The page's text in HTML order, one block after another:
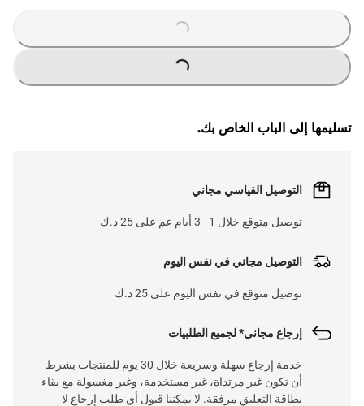
L
...
LO
A
D
IN
G
...
تسليمها إلى الباب الخاص بك.
التوصيل القياسي مجاني
توصيل متوقع خلال 1 - 3 أيام عم على 25 د.ك
التوصيل مجاني في نفس اليوم
توصيل متوقع في نفس اليوم على 25 د.ك
إرجاع مجاني* لجميع الطلبيات
خدمة إرجاع سهلة وسريعة خلال 30 يوم للمنتجات بشرط
أن تكون غير مرتداة، غير مستخدمة، وغير مغسولة مع بقاء
بطاقة التعليق مرفقة. لا يمكننا قبول أي طلب إرجاع لا